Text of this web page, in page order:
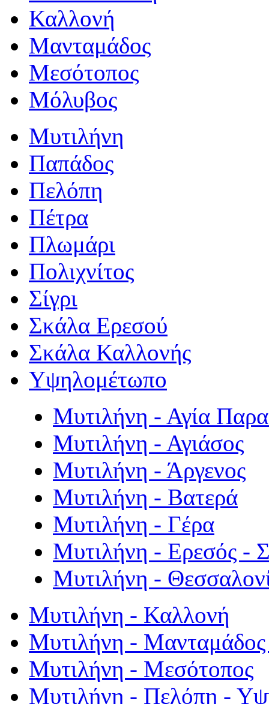
Καλλονή
Μανταμάδος
Μεσότοπος
Μόλυβος
Μυτιλήνη
Παπάδος
Πελόπη
Πέτρα
Πλωμάρι
Πολιχνίτος
Σίγρι
Σκάλα Ερεσού
Σκάλα Καλλονής
Υψηλομέτωπο
Μυτιλήνη - Αγία
Μυτιλήνη - Αγιάσος
Μυτιλήνη - Άργενος
Μυτιλήνη - Βατερά
Μυτιλήνη - Γέρα
Μυτιλήνη - Ερεσός -
Μυτιλήνη -
Μυτιλήνη - Καλλονή
Μυτιλήνη - Μανταμάδος
Μυτιλήνη - Μεσότοπος
Μυτιλήνη - Πελόπη -